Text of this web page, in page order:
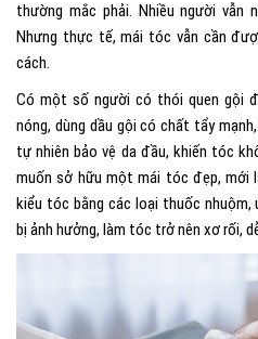
thường mắc phải. Nhiều người vẫn
Nhưng thực tế, mái tóc vẫn cần
cách.
Có một số người có thói quen gội
nóng, dùng dầu gội có chất tẩy
tự nhiên bảo vệ da đầu, khiến tóc
muốn sở hữu một mái tóc đẹp, mới
kiểu tóc bằng các loại thuốc
bị ảnh hưởng, làm tóc trở nên xơ rối,